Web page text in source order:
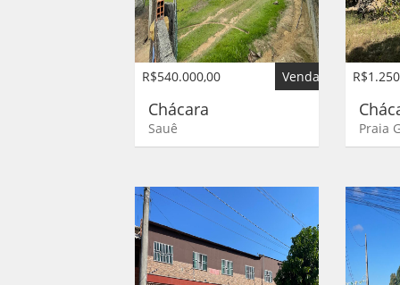
R$540.000,00 Venda
Chácara
Sauê Praia